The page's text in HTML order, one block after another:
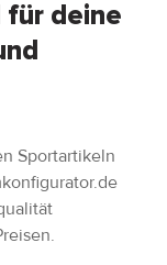
für deine
Sportartikeln